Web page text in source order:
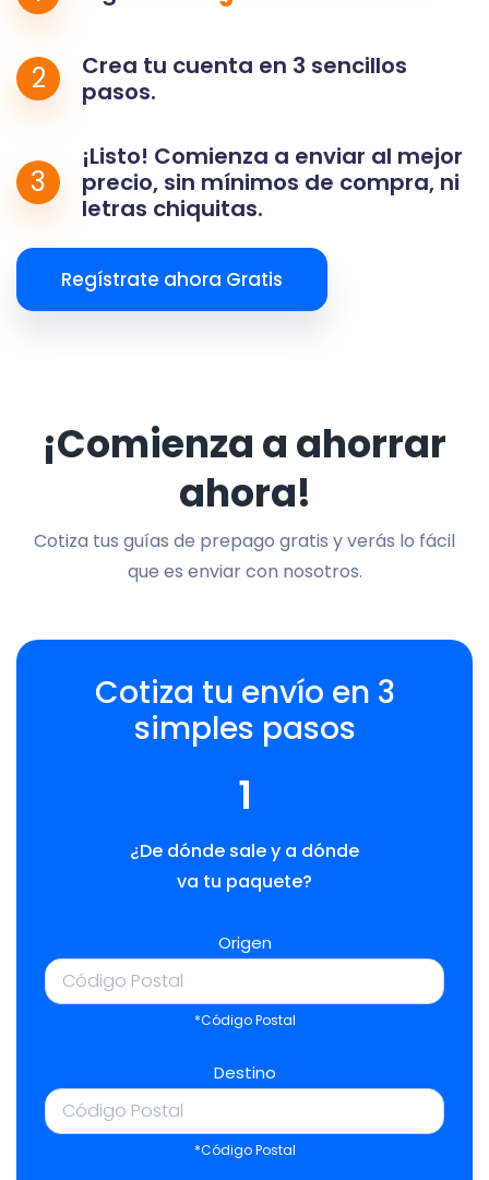
2
Crea tu cuenta en 3 sencillos
pasos.
3
¡Listo! Comienza a enviar al mejor
precio, sin mínimos de compra, ni
letras chiquitas.
Regístrate ahora Gratis
¡Comienza a ahorrar
ahora!
Cotiza tus guías de prepago gratis y verás lo fácil
que es enviar con nosotros.
Cotiza tu envío en 3
simples pasos
1
¿De dónde sale y a dónde
va tu paquete?
Origen
*Código Postal
Destino
*Código Postal